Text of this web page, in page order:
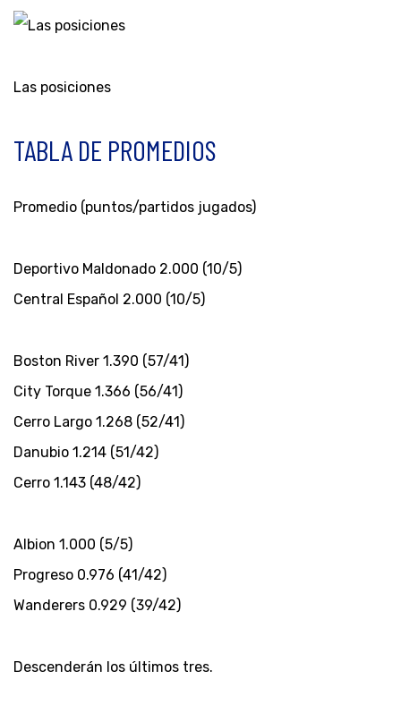
Las posiciones
TABLA DE PROMEDIOS
Promedio (puntos/partidos jugados)
Deportivo Maldonado 2.000 (10/5)
Central Español 2.000 (10/5)
Boston River 1.390 (57/41)
City Torque 1.366 (56/41)
Cerro Largo 1.268 (52/41)
Danubio 1.214 (51/42)
Cerro 1.143 (48/42)
Albion 1.000 (5/5)
Progreso 0.976 (41/42)
Wanderers 0.929 (39/42)
Descenderán los últimos tres.